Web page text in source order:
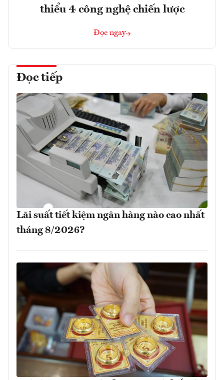
thiểu 4 công nghệ chiến lược
Đọc ngay
Đọc tiếp
Lãi suất tiết kiệm ngân hàng nào cao nhất
tháng 8/2026?